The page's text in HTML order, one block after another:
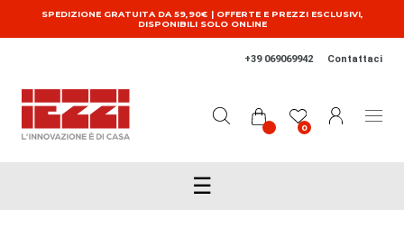
Salta al contenuto principale
SPEDIZIONE GRATUITA DA 59,90€ | OFFERTE E PREZZI ESCLUSIVI,
DISPONIBILI SOLO ONLINE
+39 069069942 Contattaci
0
☰